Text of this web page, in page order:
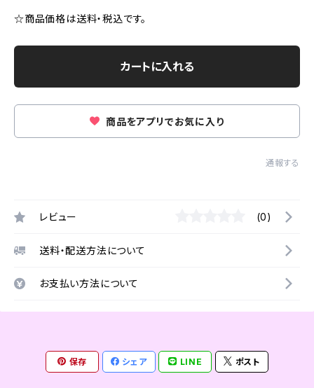
☆商品価格は送料・税込です。
カートに入れる
商品をアプリでお気に入り
通報する
レビュー (0)
送料・配送方法について
お支払い方法について
保存 シェア LINE ポスト